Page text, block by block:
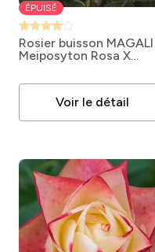
ÉPUISÉ
Rosier buisson
Meiposyton Rosa X
'Meiposyton'
Voir le détail